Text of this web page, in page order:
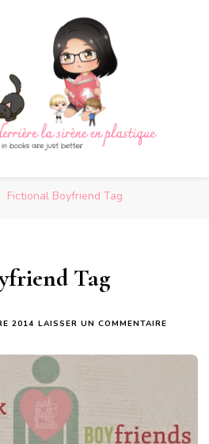
derrière la
en plastique
en plastique
Fictional Boyfriend Tag
Tag
2014 LAISSER UN COMMENTAIRE